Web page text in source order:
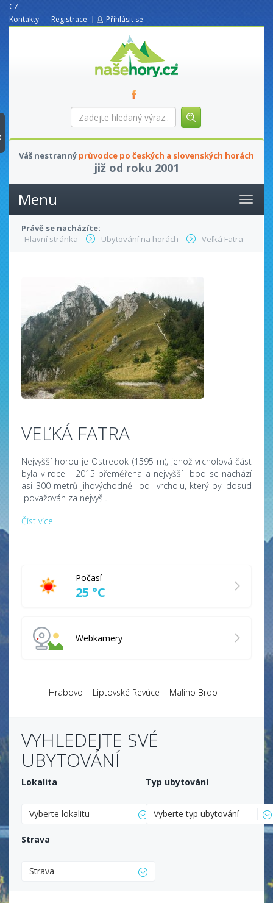
CZ
Kontakty
Registrace Přihlásit se
nasehory.cz
Zadejte
hledaný
Váš nestranný průvodce po českých a slovenských horách
již od roku 2001
Menu
Právě se nacházíte:
Hlavní stránka
Ubytování na horách Veľká Fatra
VEĽKÁ FATRA
Nejvyšší horou je Ostredok (1595 m), jehož vrcholová část
byla v roce 2015 přeměřena a nejvyšší bod se nachází
asi 300 metrů jihovýchodně od vrcholu, který byl dosud
považován za nejvyš…
Číst více
Počasí
25 °C
Webkamery
Hrabovo Liptovské Revúce Malino Brdo
VYHLEDEJTE SVÉ
UBYTOVÁNÍ
Lokalita
Vyberte lokalitu
Typ ubytování
Vyberte typ ubytování
Strava
Strava